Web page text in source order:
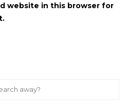
website in this browser for